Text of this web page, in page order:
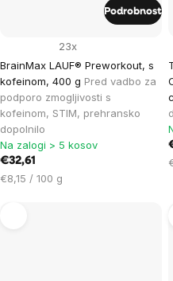
BrainMax LAUF® Preworkout, s
kofeinom, 400 g Pred vadbo za
podporo zmogljivosti s
kofeinom, STIM, prehransko
dopolnilo
23x
Na zalogi > 5 kosov
€32,61
Cena
€8,15 / 100 g
Podrobnost